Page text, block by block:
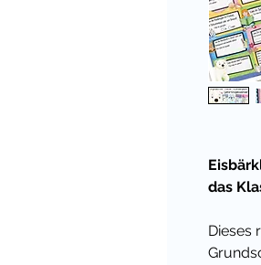
das
Dieses